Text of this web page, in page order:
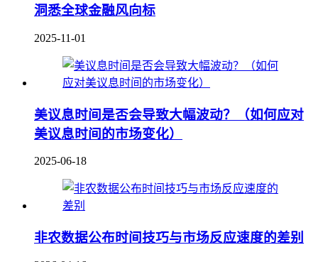
洞悉全球金融风向标
2025-11-01
美议息时间是否会导致大幅波动？（如何应对
美议息时间的市场变化）
2025-06-18
非农数据公布时间技巧与市场反应速度的差别